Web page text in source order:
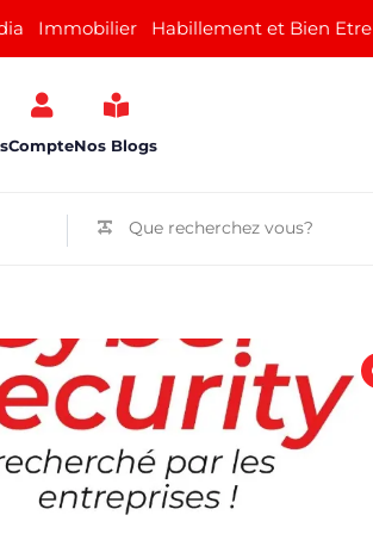
Immobilier Habillement et Bien Etre
CompteNos Blogs